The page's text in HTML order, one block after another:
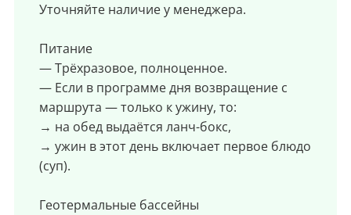
Уточняйте наличие у менеджера.
Питание
— Трёхразовое, полноценное.
— Если в программе дня возвращение с
маршрута — только к ужину, то:
→ на обед выдаётся ланч-бокс,
→ ужин в этот день включает первое блюдо
(суп).
Геотермальные бассейны